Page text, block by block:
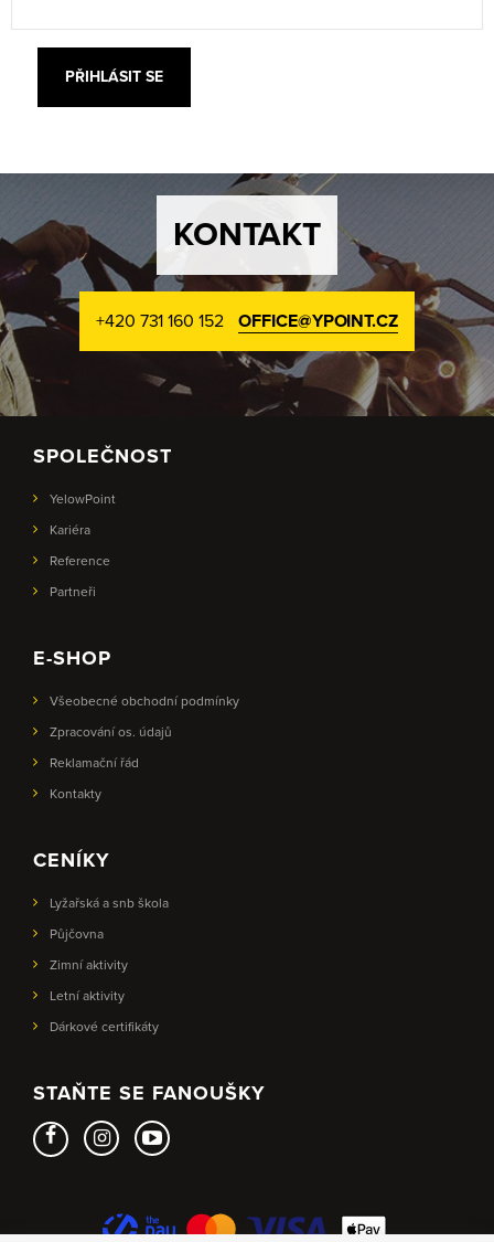
KONTAKT
+420 731 160 152 OFFICE@YPOINT.CZ
SPOLEČNOST
YelowPoint
Kariéra
Reference
Partneři
E-SHOP
Všeobecné obchodní podmínky
Zpracování os. údajů
Reklamační řád
Kontakty
CENÍKY
Lyžařská a snb škola
Půjčovna
Zimní aktivity
Letní aktivity
Dárkové certifikáty
STAŇTE SE FANOUŠKY